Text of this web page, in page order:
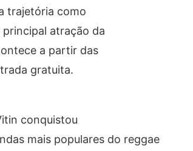
trajetória como
principal atração da
a partir das
gratuita.
conquistou
mais populares do reggae